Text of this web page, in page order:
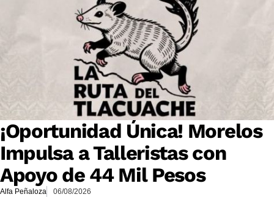
¡Oportunidad Única! Morelos
Impulsa a Talleristas con
Apoyo de 44 Mil Pesos
Alfa Peñaloza 06/08/2026